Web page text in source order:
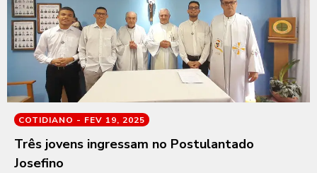
COTIDIANO - FEV 19, 2025
Três jovens ingressam no Postulantado
Josefino